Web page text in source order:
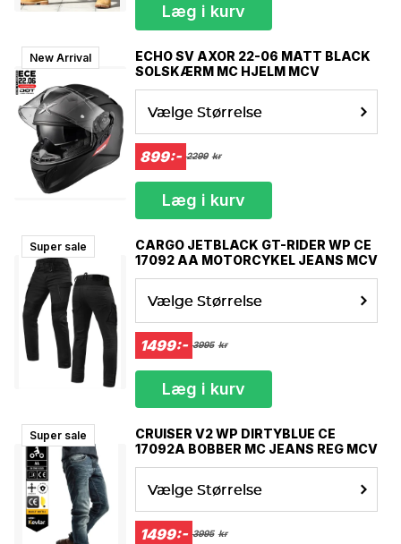
Læg i kurv
New Arrival
ECHO SV AXOR 22-06 MATT BLACK
SOLSKÆRM MC HJELM MCV
Vælge Størrelse
899:- 2299 kr
Læg i kurv
Super sale
CARGO JETBLACK GT-RIDER WP CE
17092 AA MOTORCYKEL JEANS MCV
Vælge Størrelse
1499:- 3995 kr
Læg i kurv
Super sale
CRUISER V2 WP DIRTYBLUE CE
17092A BOBBER MC JEANS REG MCV
Vælge Størrelse
1499:- 3995 kr